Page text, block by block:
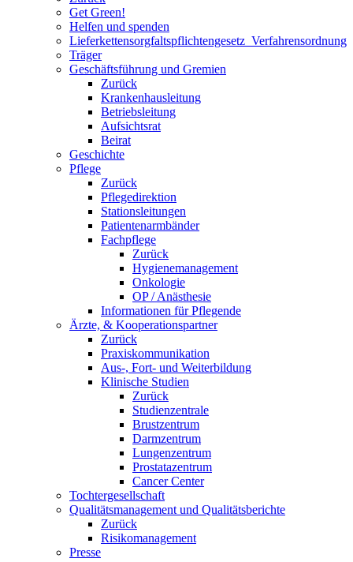
Get Green!
Helfen und spenden
Lieferkettensorgfaltspflichtengesetz_Verfahrensordnung
Träger
Geschäftsführung und Gremien
Zurück
Krankenhausleitung
Betriebsleitung
Aufsichtsrat
Beirat
Geschichte
Pflege
Zurück
Pflegedirektion
Stationsleitungen
Patientenarmbänder
Fachpflege
Zurück
Hygienemanagement
Onkologie
OP / Anästhesie
Informationen für Pflegende
Ärzte, & Kooperationspartner
Zurück
Praxiskommunikation
Aus-, Fort- und Weiterbildung
Klinische Studien
Zurück
Studienzentrale
Brustzentrum
Darmzentrum
Lungenzentrum
Prostatazentrum
Cancer Center
Tochtergesellschaft
Qualitätsmanagement und Qualitätsberichte
Zurück
Risikomanagement
Presse